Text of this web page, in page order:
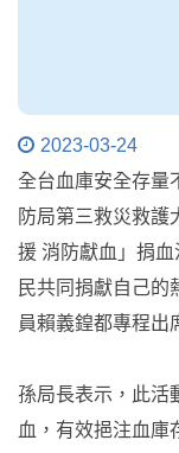
2023-03-24
全台血庫安全存量
防局第三救災救護
援 消防獻血」捐
民共同捐獻自己的
員賴義鍠都專程出
孫局長表示，此活
血，有效挹注血庫